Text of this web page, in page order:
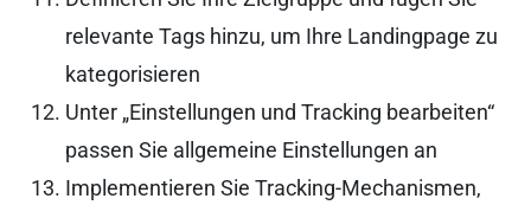
relevante Tags hinzu, um Ihre Landingpage zu
kategorisieren
Unter „Einstellungen und Tracking bearbeiten“
passen Sie allgemeine Einstellungen an
Implementieren Sie Tracking-Mechanismen,